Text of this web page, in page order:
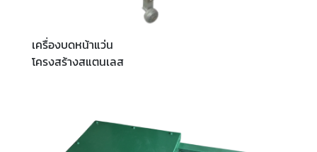
เครื่องบดหน้าแว่น
โครงสร้างสแตนเลส